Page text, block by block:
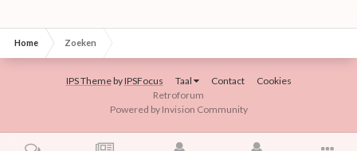
Home Zoeken
IPS ThemebyIPSFocus Taal Contact
Cookies
Retroforum
Powered by Invision Community